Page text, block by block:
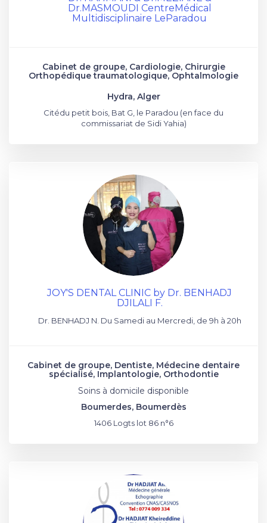
Dr.MASMOUDI CentreMédical
Multidisciplinaire LeParadou
Cabinet de groupe, Cardiologie, Chirurgie
Orthopédique traumatologique, Ophtalmologie
Hydra, Alger
Citédu petit bois, Bat G, le Paradou (en face du
commissariat de Sidi Yahia)
JOY'S DENTAL CLINIC by Dr. BENHADJ
DJILALI F.
Dr. BENHADJ N. Du Samedi au Mercredi, de 9h à 20h
Cabinet de groupe, Dentiste, Médecine dentaire
spécialisé, Implantologie, Orthodontie
Soins à domicile disponible
Boumerdes, Boumerdès
1406 Logts lot 86 n°6